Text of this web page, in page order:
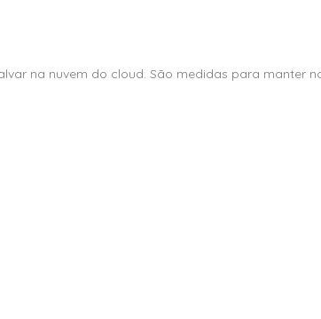
na nuvem do cloud. São medidas para manter